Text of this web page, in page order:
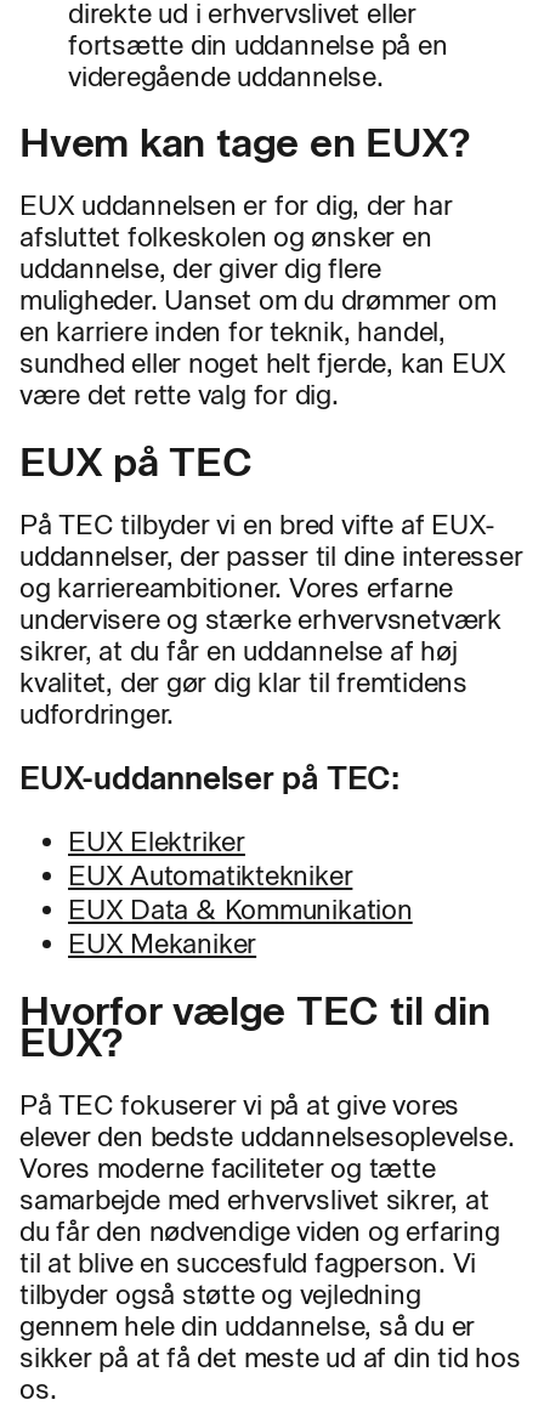
direkte ud i erhvervslivet eller
fortsætte din uddannelse på en
videregående uddannelse.
Hvem kan tage en EUX?
EUX uddannelsen er for dig, der har
afsluttet folkeskolen og ønsker en
uddannelse, der giver dig flere
muligheder. Uanset om du drømmer om
en karriere inden for teknik, handel,
sundhed eller noget helt fjerde, kan EUX
være det rette valg for dig.
EUX på TEC
På TEC tilbyder vi en bred vifte af EUX-
uddannelser, der passer til dine interesser
og karriereambitioner. Vores erfarne
undervisere og stærke erhvervsnetværk
sikrer, at du får en uddannelse af høj
kvalitet, der gør dig klar til fremtidens
udfordringer.
EUX-uddannelser på TEC:
EUX Elektriker
EUX Automatiktekniker
EUX Data & Kommunikation
EUX Mekaniker
Hvorfor vælge TEC til din
EUX?
På TEC fokuserer vi på at give vores
elever den bedste uddannelsesoplevelse.
Vores moderne faciliteter og tætte
samarbejde med erhvervslivet sikrer, at
du får den nødvendige viden og erfaring
til at blive en succesfuld fagperson. Vi
tilbyder også støtte og vejledning
gennem hele din uddannelse, så du er
sikker på at få det meste ud af din tid hos
os.